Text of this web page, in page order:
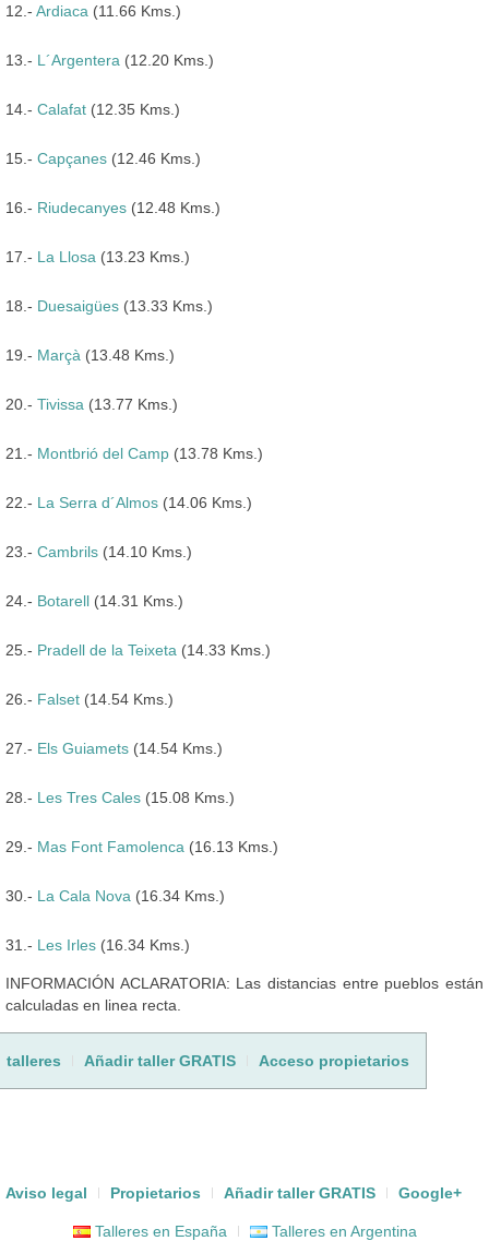
12.- Ardiaca (11.66 Kms.)
13.- L´Argentera (12.20 Kms.)
14.- Calafat (12.35 Kms.)
15.- Capçanes (12.46 Kms.)
16.- Riudecanyes (12.48 Kms.)
17.- La Llosa (13.23 Kms.)
18.- Duesaigües (13.33 Kms.)
19.- Marçà (13.48 Kms.)
20.- Tivissa (13.77 Kms.)
21.- Montbrió del Camp (13.78 Kms.)
22.- La Serra d´Almos (14.06 Kms.)
23.- Cambrils (14.10 Kms.)
24.- Botarell (14.31 Kms.)
25.- Pradell de la Teixeta (14.33 Kms.)
26.- Falset (14.54 Kms.)
27.- Els Guiamets (14.54 Kms.)
28.- Les Tres Cales (15.08 Kms.)
29.- Mas Font Famolenca (16.13 Kms.)
30.- La Cala Nova (16.34 Kms.)
31.- Les Irles (16.34 Kms.)
INFORMACIÓN ACLARATORIA: Las distancias entre pueblos están
calculadas en linea recta.
talleres Añadir taller GRATIS Acceso propietarios
Aviso legal Propietarios Añadir taller GRATIS Google+
Talleres en España Talleres en Argentina